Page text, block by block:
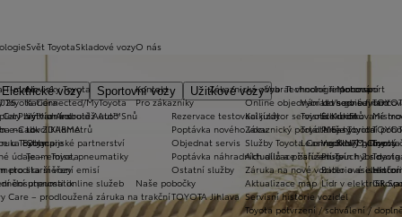
Elektrické vozy Sportovní vozy
Užitkové vozyVybrat vhodné financování
Vybrat vhodné
Toyota Kredit
Toyota Easy
Leasing KINTO One
zimních kol
na rok ZDARMA
Extracare
pro starší vozy
pneumatik
Care – prodloužená záruka na trakční
Zákaznická zóna
Online objednání do servisu
Kalkulátor servisních úkonů
Zákaznický portál Moje Toyota
Služby Toyota Connected/MyToyota
Aktualizace zařízení Touch 2 s
Záruka na nové vozidlo a asistenční
Aktualizace map
Servisní historie vozidel
Toyota potvrzení / schválení /
T-mate
Toyota Connected/MyToyota
CarPlay™ a Android Auto™
e-Call
u Toyoty
údaje – emise, pneumatiky
metodika měření emisí
dosutpnosti online služeb
Technologie pohonu
Let's go beyond
Elektrifikované
Plně hybridní
Vodíkový palivový
Plug-in hybrid
Bateriové
Lídr v
Svět Toyota
Novinky Toyota
Kariéra
Výtvarná soutěž Auto Snů
Lovci Kilometrů
Olympijské partnerství
Team Toyota
Motorsport
GR
Skladové vozyO nás
Kontakt
Pro zákazníky
Rezervace testovací jízdy
Poptávka nového vozu
Objednat servis
Poptávka náhradních dílů a příslušenství
Ostatní služby
Naše pobočky
TOYOTA Jihlava